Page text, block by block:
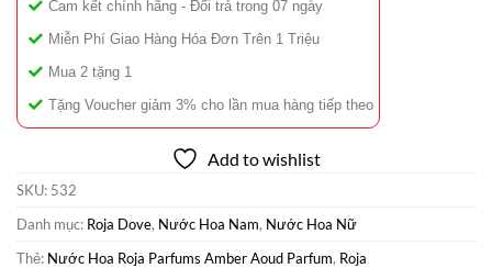
Cam kết chính hãng - Đổi trả trong 07 ngày
Miễn Phí Giao Hàng Hóa Đơn Trên 1 Triệu
Mua 2 tặng 1
Tặng Voucher giảm 3% cho lần mua hàng tiếp theo
Add to wishlist
SKU: 532
Danh mục: Roja Dove, Nước Hoa Nam, Nước Hoa Nữ
Thẻ: Nước Hoa Roja Parfums Amber Aoud Parfum, Roja